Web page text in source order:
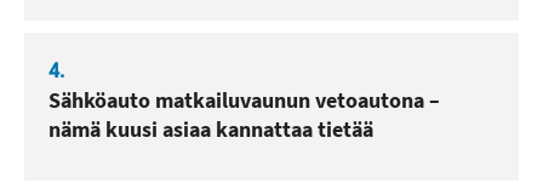
4.
Sähköauto matkailuvaunun vetoautona –
nämä kuusi asiaa kannattaa tietää